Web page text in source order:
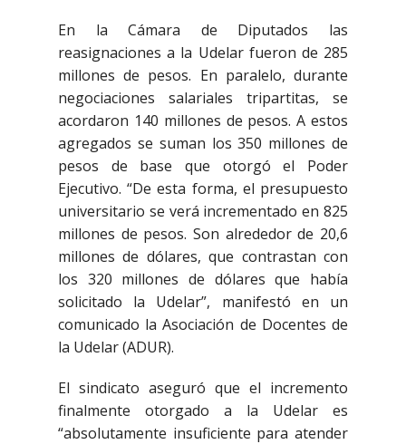
En la Cámara de Diputados las
reasignaciones a la Udelar fueron de 285
millones de pesos. En paralelo, durante
negociaciones salariales tripartitas, se
acordaron 140 millones de pesos. A estos
agregados se suman los 350 millones de
pesos de base que otorgó el Poder
Ejecutivo. “De esta forma, el presupuesto
universitario se verá incrementado en 825
millones de pesos. Son alrededor de 20,6
millones de dólares, que contrastan con
los 320 millones de dólares que había
solicitado la Udelar”, manifestó en un
comunicado la Asociación de Docentes de
la Udelar (ADUR).
El sindicato aseguró que el incremento
finalmente otorgado a la Udelar es
“absolutamente insuficiente para atender